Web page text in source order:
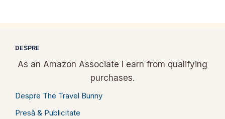
DESPRE
As an Amazon Associate I earn from qualifying
purchases.
Despre The Travel Bunny
Presă & Publicitate